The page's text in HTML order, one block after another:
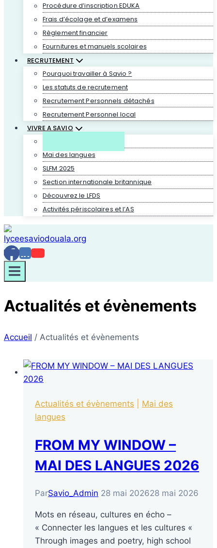
Procédure d’inscription EDUKA
Frais d’écolage et d’examens
Règlement financier
Fournitures et manuels scolaires
RECRUTEMENT
Pourquoi travailler à Savio ?
Les statuts de recrutement
Recrutement Personnels détachés
Recrutement Personnel local
VIVRE A SAVIO
Mai des langues
SLFM 2025
Section internationale britannique
Découvrez le LFDS
Activités périscolaires et l’AS
Actualités et évènements
Accueil / Actualités et évènements
Actualités et évènements
Mai des
langues
FROM MY WINDOW –
MAI DES LANGUES 2026
ParSavio_Admin 28 mai 202628 mai 2026
Mots en réseau, cultures en écho –
« Connecter les langues et les cultures «
Through images and poetry, high school